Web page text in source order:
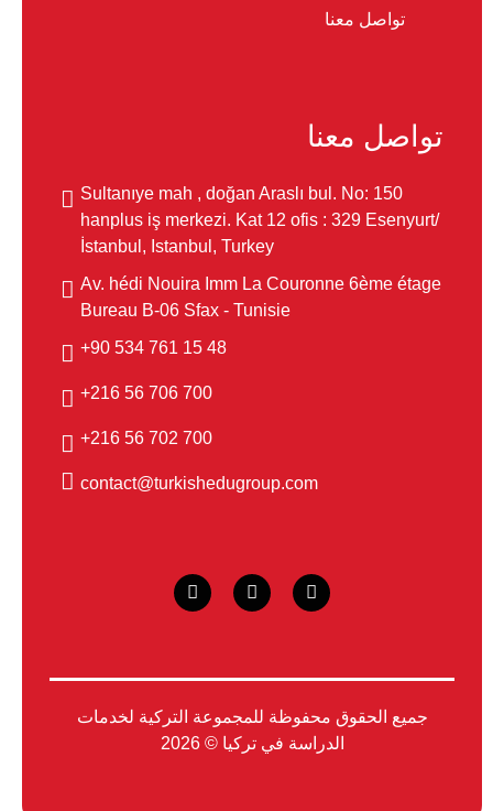
تواصل معنا
تواصل معنا
Sultanıye mah , doğan Araslı bul. No: 150
hanplus iş merkezi. Kat 12 ofis : 329 Esenyurt/
İstanbul, Istanbul, Turkey
Av. hédi Nouira Imm La Couronne 6ème étage
Bureau B-06 Sfax - Tunisie
48 15 761 534 90+
700 706 56 216+
700 702 56 216+
contact@turkishedugroup.com
جميع الحقوق محفوظة للمجموعة التركية لخدمات
الدراسة في تركيا © 2026